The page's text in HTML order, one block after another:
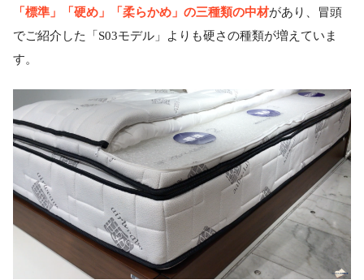
「標準」「硬め」「柔らかめ」の三種類の中材があり、冒頭
でご紹介した「S03モデル」よりも硬さの種類が増えていま
す。